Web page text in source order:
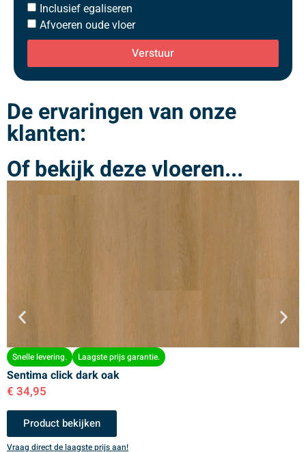
Inclusief egaliseren
Afvoeren oude vloer
Verstuur
De ervaringen van onze
klanten:
Of bekijk deze vloeren...
Snelle levering. Laagste prijs garantie.
Sentima click dark oak
€ 34,95
Product bekijken
Vraag direct de laagste prijs aan!